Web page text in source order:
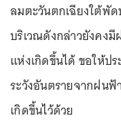
ลมตะวันตกเฉียงใต้พั
บริเวณดังกล่าวยังคง
แห่งเกิดขึ้นได้ ขอให้ป
ระวังอันตรายจากฝน
เกิดขึ้นไว้ด้วย